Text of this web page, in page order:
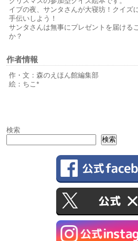
イブの夜、サンタさんが大寝坊！クイズ
手伝いしよう！
サンタさんは無事にプレゼントを届ける
か？
作者情報
作・文：森のえほん館編集部
絵：ちこ*
検索
検索